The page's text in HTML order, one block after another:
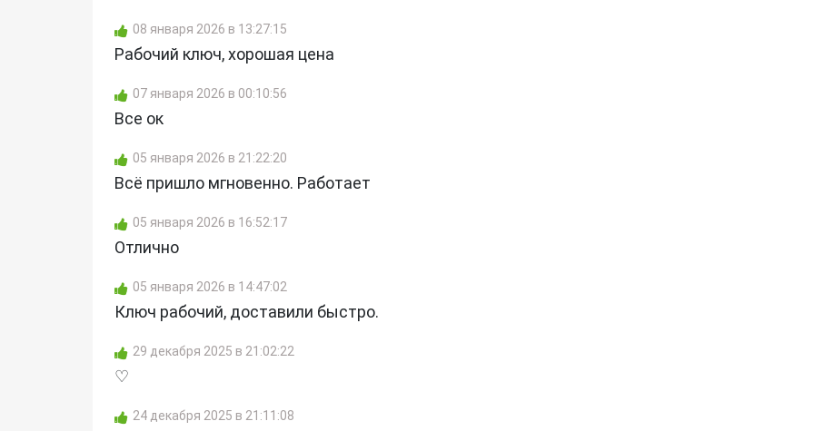
08 января 2026 в 13:27:15
Рабочий ключ, хорошая цена
07 января 2026 в 00:10:56
Все ок
05 января 2026 в 21:22:20
Всё пришло мгновенно. Работает
05 января 2026 в 16:52:17
Отлично
05 января 2026 в 14:47:02
Ключ рабочий, доставили быстро.
29 декабря 2025 в 21:02:22
♡
24 декабря 2025 в 21:11:08